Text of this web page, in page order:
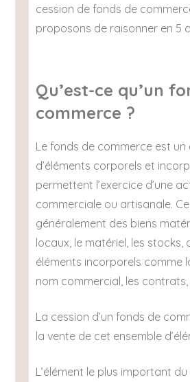
cession de fonds de
proposons de raisonner en 5
Qu’est-ce qu’un
commerce ?
Le fonds de commerce est un
d’éléments corporels et
permettent l’exercice d’une
commerciale ou artisanale.
généralement des biens
locaux, le matériel, les stocks,
éléments incorporels comme
nom commercial, les contrats,
La cession d’un fonds de
la vente de cet ensemble
L’élément le plus important